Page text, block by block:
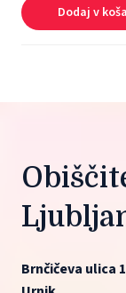
Dodaj v
Brnčičeva ulica